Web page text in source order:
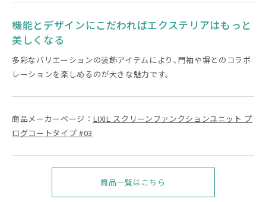
機能とデザインにこだわればエクステリアはもっと
美しくなる
多彩なバリエーションの装飾アイテムにより､門袖や塀とのコラボ
レーションを楽しめるのが大きな魅力です。
商品メーカーページ： LIXIL スクリーンファンクションユニット プ
ログコートタイプ #03
商品一覧はこちら